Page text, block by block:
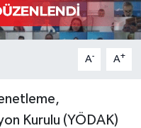
A- A+
Kurulu (YÖDAK)